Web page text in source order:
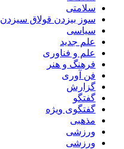
سلامتی
سوز بیزدن قولاق سیزدن
سیاسی
علم جدید
علم و فناوری
فرهنگ و هنر
فن آوری
گزارش
گفتگو
گفتگوی ویژه
مذهبی
ورزشی
ورزشی